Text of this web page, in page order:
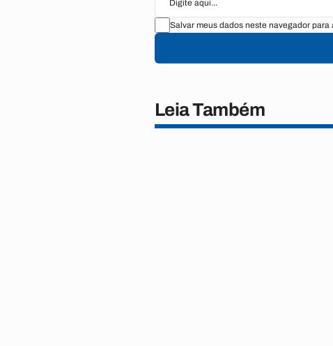
Salvar meus dados neste navegador para
Leia Também